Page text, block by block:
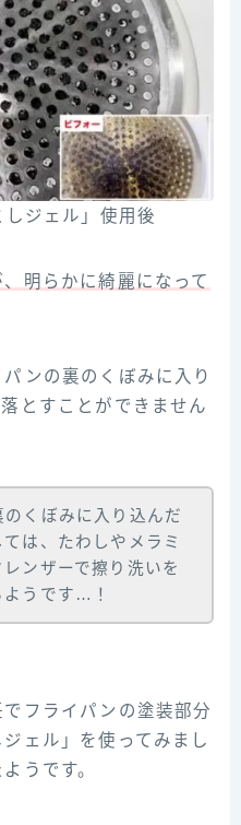
しジェル」使用後
明らかに綺麗になって
ンの裏のくぼみに入り
とすことができません
のくぼみに入り込んだ
は、たわしやメラミ
ンザーで擦り洗いを
うです…！
フライパンの塗装部分
ェル」を使ってみまし
うです。